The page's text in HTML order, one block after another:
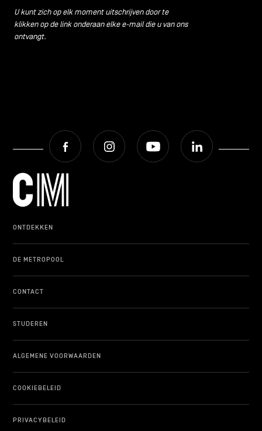
U kunt zich op elk moment uitschrijven door te
klikken op de link onderaan elke e-mail die u van ons
ontvangt.
Facebook Instagram Youtube
ONTDEKKEN
DE METROPOOL
CONTACT
STUDEREN
ALGEMENE VOORWAARDEN
COOKIEBELEID
PRIVACYBELEID